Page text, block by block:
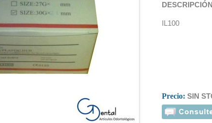
DESCRIPCIÓN
IL100
Precio: SIN